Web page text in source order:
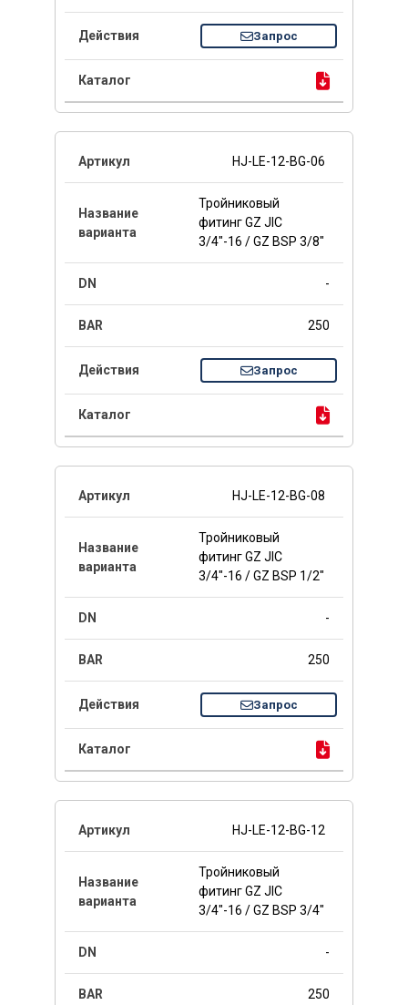
Запрос
HJ-LE-12-BG-06
Тройниковый
фитинг GZ JIC
3/4"-16 / GZ BSP 3/8"
-
250
Запрос
HJ-LE-12-BG-08
Тройниковый
фитинг GZ JIC
3/4"-16 / GZ BSP 1/2"
-
250
Запрос
HJ-LE-12-BG-12
Тройниковый
фитинг GZ JIC
3/4"-16 / GZ BSP 3/4"
-
250